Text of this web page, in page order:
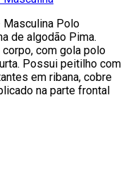
Masculina Polo
de algodão Pima.
com gola polo
Possui peitilho com
em ribana, cobre
na parte frontal